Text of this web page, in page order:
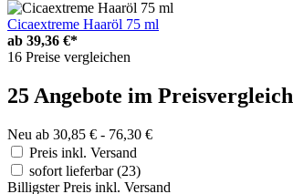
Cicaextreme Haaröl 75 ml
ab 39,36 €*
16 Preise vergleichen
25 Angebote im Preisvergleich
Neu ab 30,85 € - 76,30 €
Preis inkl. Versand
sofort lieferbar(23)
Billigster Preis inkl. Versand